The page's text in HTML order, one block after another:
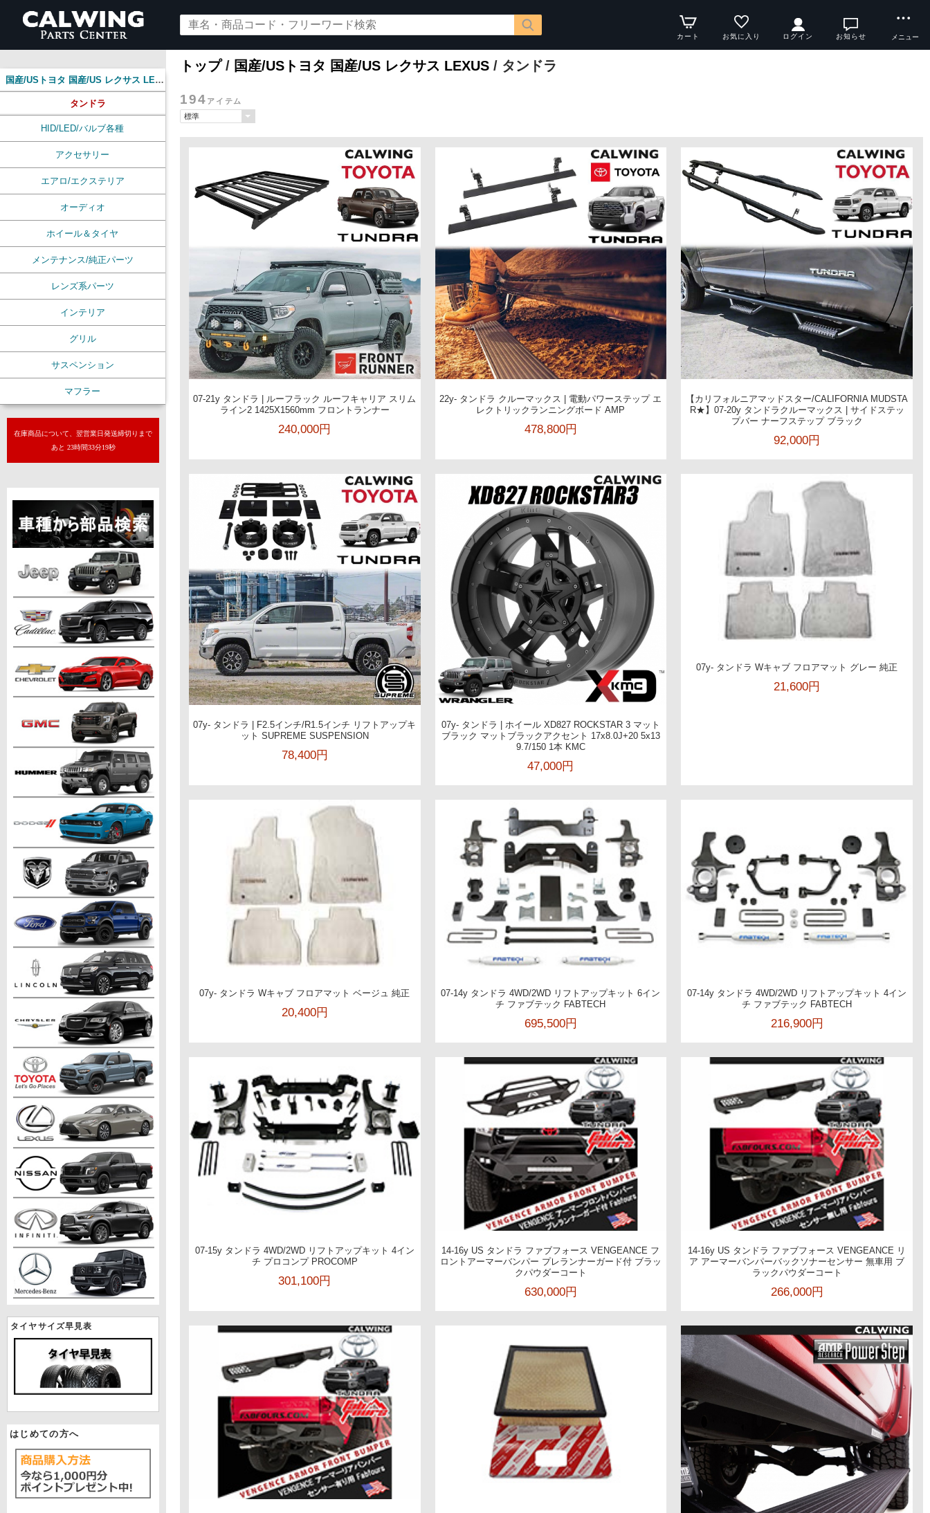
カート お気に入り ログイン お知らせ メニュー
国産/USトヨタ 国産/US レクサス LEXUS
タンドラ
HID/LED/バルブ各種
アクセサリー
エアロ/エクステリア
オーディオ
ホイール＆タイヤ
メンテナンス/純正パーツ
レンズ系パーツ
インテリア
グリル
サスペンション
マフラー
在庫商品について、翌営業日発送締切りまで
あと 23時間33分18秒
タイヤサイズ早見表
はじめての方へ
トップ/ 国産/USトヨタ 国産/US レクサス LEXUS / タンドラ
194 アイテム
07-21y タンドラ | ルーフラック ルーフキャリア スリム
ライン2 1425X1560mm フロントランナー
240,000円
22y- タンドラ クルーマックス | 電動パワーステップ エ
レクトリックランニングボード AMP
478,800円
【カリフォルニアマッドスター/CALIFORNIA MUDSTA
R★】07-20y タンドラクルーマックス | サイドステッ
プバー ナーフステップ ブラック
92,000円
07y- タンドラ | F2.5インチ/R1.5インチ リフトアップキ
ット SUPREME SUSPENSION
78,400円
07y- タンドラ | ホイール XD827 ROCKSTAR 3 マット
ブラック マットブラックアクセント 17x8.0J+20 5x13
9.7/150 1本 KMC
47,000円
07y- タンドラ Wキャブ フロアマット グレー 純正
21,600円
07y- タンドラ Wキャブ フロアマット ベージュ 純正
20,400円
07-14y タンドラ 4WD/2WD リフトアップキット 6イン
チ ファブテック FABTECH
695,500円
07-14y タンドラ 4WD/2WD リフトアップキット 4イン
チ ファブテック FABTECH
216,900円
07-15y タンドラ 4WD/2WD リフトアップキット 4イン
チ プロコンプ PROCOMP
301,100円
14-16y US タンドラ ファブフォース VENGEANCE フ
ロントアーマーバンパー プレランナーガード付 ブラッ
クパウダーコート
630,000円
14-16y US タンドラ ファブフォース VENGEANCE リ
ア アーマーバンパーバックソナーセンサー 無車用 ブ
ラックパウダーコート
266,000円